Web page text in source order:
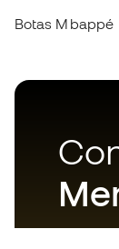
Botas Mbappé